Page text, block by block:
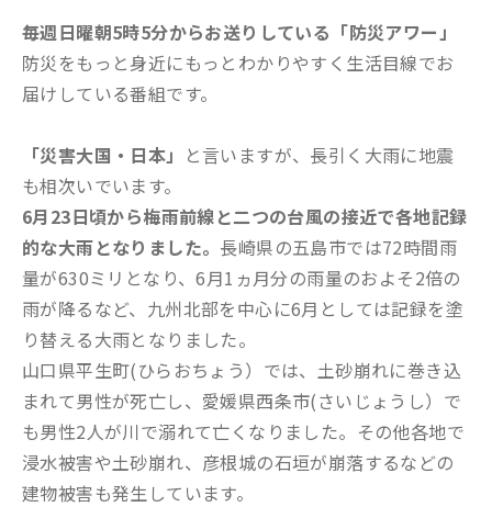
毎週日曜朝5時5分からお送りしている「防災アワー」
防災をもっと身近にもっとわかりやすく生活目線でお
届けしている番組です。
「災害大国・日本」 と言いますが、長引く大雨に地震
も相次いでいます。
6月23日頃から梅雨前線と二つの台風の接近で各地記録
的な大雨となりました。 長崎県の五島市では72時間雨
量が630ミリとなり、6月1ヵ月分の雨量のおよそ2倍の
雨が降るなど、九州北部を中心に6月としては記録を塗
り替える大雨となりました。
山口県平生町(ひらおちょう）では、土砂崩れに巻き込
まれて男性が死亡し、愛媛県西条市(さいじょうし）で
も男性2人が川で溺れて亡くなりました。その他各地で
浸水被害や土砂崩れ、彦根城の石垣が崩落するなどの
建物被害も発生しています。